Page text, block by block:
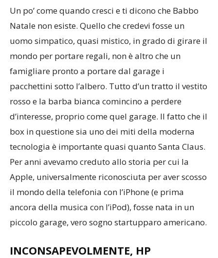
Un po’ come quando cresci e ti dicono che Babbo
Natale non esiste. Quello che credevi fosse un
uomo simpatico, quasi mistico, in grado di girare il
mondo per portare regali, non è altro che un
famigliare pronto a portare dal garage i
pacchettini sotto l’albero. Tutto d’un tratto il vestito
rosso e la barba bianca comincino a perdere
d’interesse, proprio come quel garage. Il fatto che il
box in questione sia uno dei miti della moderna
tecnologia è importante quasi quanto Santa Claus.
Per anni avevamo creduto allo storia per cui la
Apple, universalmente riconosciuta per aver scosso
il mondo della telefonia con l’iPhone (e prima
ancora della musica con l’iPod), fosse nata in un
piccolo garage, vero sogno startupparo americano.
INCONSAPEVOLMENTE, HP